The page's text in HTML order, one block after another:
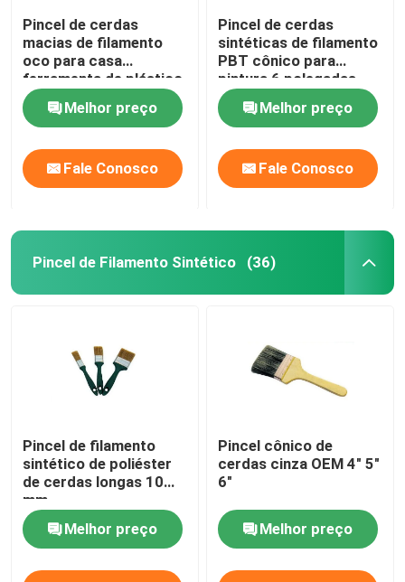
Pincel de cerdas
macias de filamento
oco para casa
ferramenta de plástico
cabo
Melhor preço
Fale Conosco
Pincel de cerdas
sintéticas de filamento
PBT cônico para
pintura 6 polegadas
Melhor preço
Fale Conosco
Pincel de Filamento Sintético (36)
Pincel de filamento
sintético de poliéster
de cerdas longas 10
mm
Melhor preço
Pincel cônico de
cerdas cinza OEM 4" 5"
6"
Melhor preço